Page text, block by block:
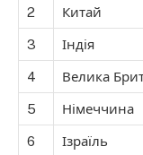
2 Китай
3 Індія
4 Велика
5 Німеччина
6 Ізраїль